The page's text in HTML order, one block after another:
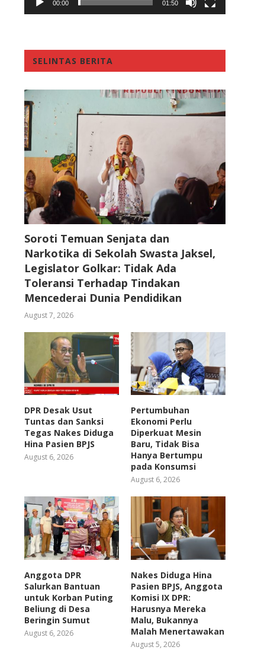
00:00 01:50
SELINTAS BERITA
Soroti Temuan Senjata dan
Narkotika di Sekolah Swasta Jaksel,
Legislator Golkar: Tidak Ada
Toleransi Terhadap Tindakan
Mencederai Dunia Pendidikan
August 7, 2026
DPR Desak Usut
Tuntas dan Sanksi
Tegas Nakes Diduga
Hina Pasien BPJS
August 6, 2026
Pertumbuhan
Ekonomi Perlu
Diperkuat Mesin
Baru, Tidak Bisa
Hanya Bertumpu
pada Konsumsi
August 6, 2026
Anggota DPR
Salurkan Bantuan
untuk Korban Puting
Beliung di Desa
Beringin Sumut
August 6, 2026
Nakes Diduga Hina
Pasien BPJS, Anggota
Komisi IX DPR:
Harusnya Mereka
Malu, Bukannya
Malah Menertawakan
August 5, 2026